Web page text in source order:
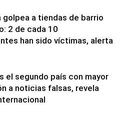
golpea a tiendas de barrio
2 de cada 10
han sido víctimas, alerta
el segundo país con mayor
a noticias falsas, revela